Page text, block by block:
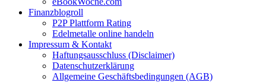
Finanzblogroll
P2P Plattform Rating
Edelmetalle online handeln
Impressum & Kontakt
Haftungsausschluss (Disclaimer)
Datenschutzerklärung
Allgemeine Geschäftsbedingungen (AGB)